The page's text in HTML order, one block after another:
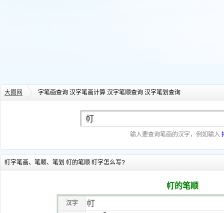
大圈网 字笔画查询 汉字笔画计算 汉字笔顺查询 汉字笔划查询
输入要查询笔画的汉字，例如输入
帄字笔画、笔顺、笔划 帄的笔顺 帄字怎么写?
帄的笔顺
汉字 帄